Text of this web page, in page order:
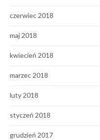
czerwiec 2018
maj 2018
kwiecień 2018
marzec 2018
luty 2018
styczeń 2018
grudzień 2017